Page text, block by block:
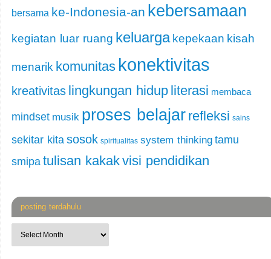
bersama ke-Indonesia-an kebersamaan
kegiatan luar ruang keluarga kepekaan kisah
menarik komunitas konektivitas
kreativitas lingkungan hidup literasi membaca
mindset musik proses belajar refleksi sains
sekitar kitasosok spiritualitas system thinking tamu
smipa tulisan kakakvisi pendidikan
posting terdahulu